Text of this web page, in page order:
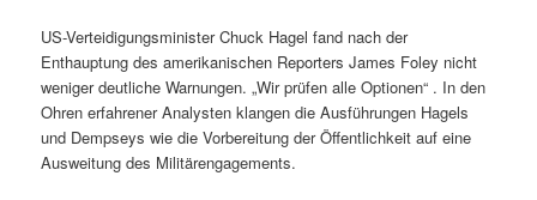
US-Verteidigungsminister Chuck Hagel fand nach der
Enthauptung des amerikanischen Reporters James Foley nicht
weniger deutliche Warnungen. „Wir prüfen alle Optionen“ . In den
Ohren erfahrener Analysten klangen die Ausführungen Hagels
und Demp­seys wie die Vorbereitung der Öffentlichkeit auf eine
Ausweitung des Militärengagements.